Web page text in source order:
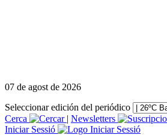
07 de agost de 2026
Seleccionar edición del periódico
Cerca
| Newsletters
Iniciar Sessió